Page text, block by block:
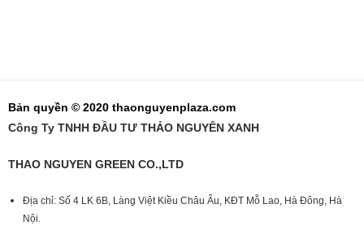
Bản quyền © 2020 thaonguyenplaza.com
Công Ty TNHH ĐẦU TƯ THẢO NGUYÊN XANH
THAO NGUYEN GREEN CO.,LTD
Địa chỉ: Số 4 LK 6B, Làng Việt Kiều Châu Âu, KĐT Mỗ Lao, Hà Đông, Hà
Nội.